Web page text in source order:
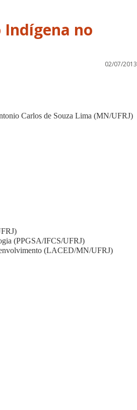
Indígena no
02/07/2013
Carlos de Souza Lima (MN/UFRJ)
(PPGSA/IFCS/UFRJ)
(LACED/MN/UFRJ)